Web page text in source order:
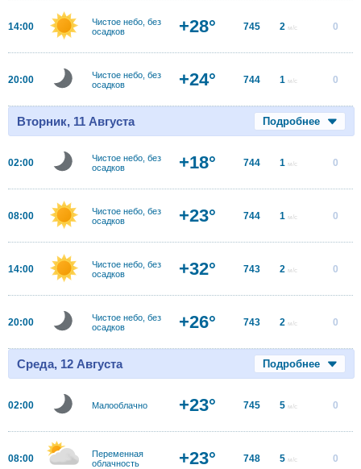
14:00
Чистое небо, без
осадков
+28° 745 2 м/с 0
20:00
Чистое небо, без
осадков
+24° 744 1 м/с 0
Вторник, 11 Августа Подробнее
02:00
Чистое небо, без
осадков
+18° 744 1 м/с 0
08:00
Чистое небо, без
осадков
+23° 744 1 м/с 0
14:00
Чистое небо, без
осадков
+32° 743 2 м/с 0
20:00
Чистое небо, без
осадков
+26° 743 2 м/с 0
Среда, 12 Августа Подробнее
02:00 Малооблачно +23° 745 5 м/с 0
08:00
Переменная
облачность
+23° 748 5 м/с 0